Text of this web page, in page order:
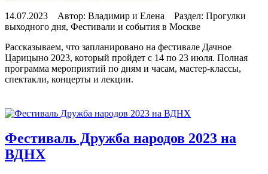
14.07.2023 Автор: Владимир и Елена Раздел: Прогулки
выходного дня, Фестивали и события в Москве
Рассказываем, что запланировано на фестивале Дачное
Царицыно 2023, который пройдет с 14 по 23 июля. Полная
программа мероприятий по дням и часам, мастер-классы,
спектакли, концерты и лекции.
Фестиваль Дружба народов 2023 на
ВДНХ